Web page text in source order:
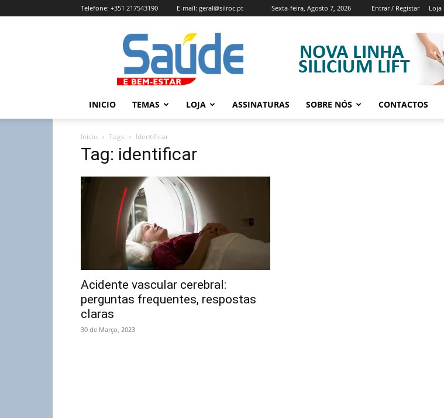
Sexta-feira, Agosto 7, 2026 Entrar / Registar Loja
Telefone: +351 217543190 E-mail: geral@silroc.pt
Revista
Saúde
e
Bem
Estar
Edição
INICIO TEMAS LOJA ASSINATURAS SOBRE NÓS CONTACTOS
Início Tags Identificar
Tag: identificar
Acidente vascular cerebral:
perguntas frequentes, respostas
claras
30 de Março, 2023